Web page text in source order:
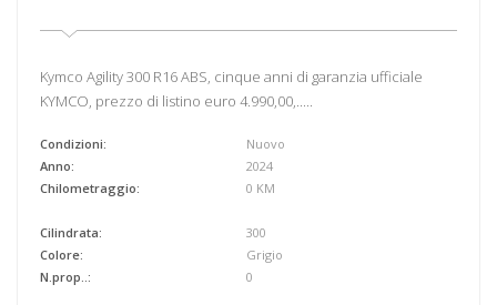
Kymco Agility 300 R16 ABS, cinque anni di garanzia ufficiale
KYMCO, prezzo di listino euro 4.990,00,.....
Condizioni:
Anno:
Chilometraggio:
Nuovo
2024
0 KM
Cilindrata:
Colore:
N.prop..:
300
Grigio
0